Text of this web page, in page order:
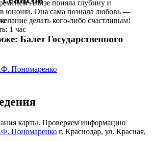
Ализе поняла глубину и
юноши. Она сама познала любовь —
делать кого-либо счастливым!
1 час
Балет Государственного
Пономаренко
карты. Проверяем информацию
Пономаренко г. Краснодар, ул. Красная,